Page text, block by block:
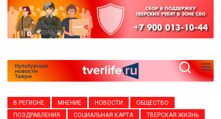
В РЕГИОНЕ МНЕНИЕ НОВОСТИ
ОБЩЕСТВО
ПОЗДРАВЛЕНИЯ
СОЦИАЛЬНАЯ КАРТА
ТВЕРСКАЯ ЖИЗНЬ